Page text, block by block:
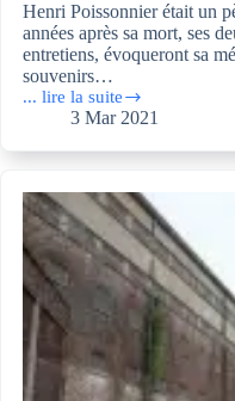
Henri Poissonnier était un
années après sa mort, ses
entretiens, évoqueront sa
souvenirs…
... lire la suite
Vie
par
ses
deux
filles,
Henriette
et
Denise
3 Mar 2021